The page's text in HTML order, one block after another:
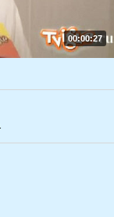
00:00:27